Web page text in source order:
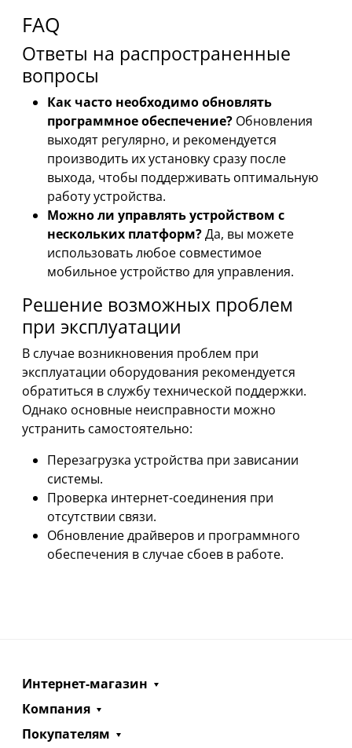
FAQ
Ответы на распространенные
вопросы
Как часто необходимо обновлять
программное обеспечение? Обновления
выходят регулярно, и рекомендуется
производить их установку сразу после
выхода, чтобы поддерживать оптимальную
работу устройства.
Можно ли управлять устройством с
нескольких платформ?Да, вы можете
использовать любое совместимое
мобильное устройство для управления.
Решение возможных проблем
при эксплуатации
В случае возникновения проблем при
эксплуатации оборудования рекомендуется
обратиться в службу технической поддержки.
Однако основные неисправности можно
устранить самостоятельно:
Перезагрузка устройства при зависании
системы.
Проверка интернет-соединения при
отсутствии связи.
Обновление драйверов и программного
обеспечения в случае сбоев в работе.
Интернет-магазин
Компания
Покупателям